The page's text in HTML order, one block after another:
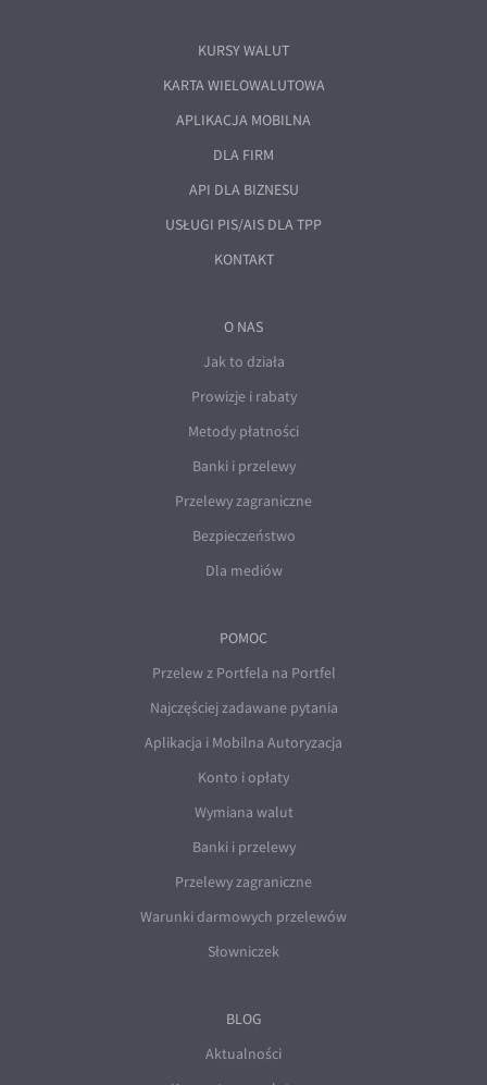
KURSY WALUT
KARTA WIELOWALUTOWA
APLIKACJA MOBILNA
DLA FIRM
API DLA BIZNESU
USŁUGI PIS/AIS DLA TPP
KONTAKT
O NAS
Jak to działa
Prowizje i rabaty
Metody płatności
Banki i przelewy
Przelewy zagraniczne
Bezpieczeństwo
Dla mediów
POMOC
Przelew z Portfela na Portfel
Najczęściej zadawane pytania
Aplikacja i Mobilna Autoryzacja
Konto i opłaty
Wymiana walut
Banki i przelewy
Przelewy zagraniczne
Warunki darmowych przelewów
Słowniczek
BLOG
Aktualności